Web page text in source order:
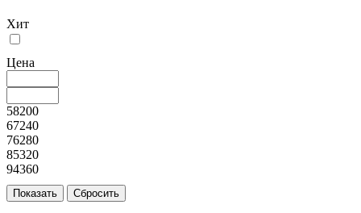
Хит
Цена
58200
67240
76280
85320
94360